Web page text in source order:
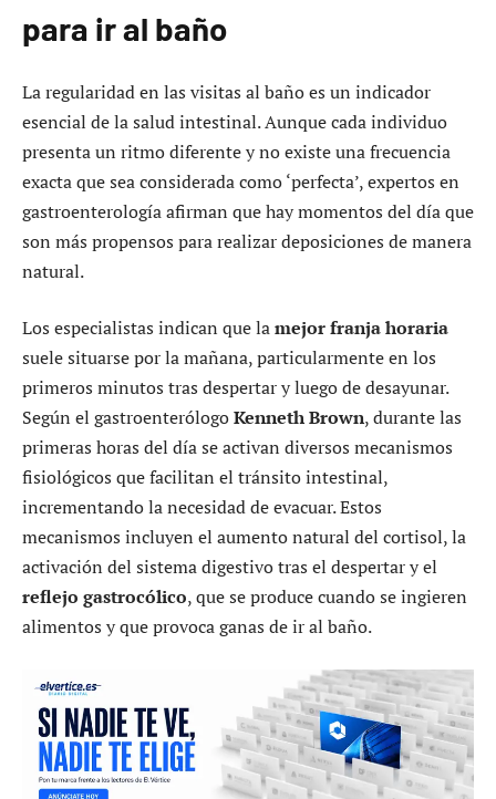
para ir al baño
La regularidad en las visitas al baño es un indicador
esencial de la salud intestinal. Aunque cada individuo
presenta un ritmo diferente y no existe una frecuencia
exacta que sea considerada como ‘perfecta’, expertos en
gastroenterología afirman que hay momentos del día que
son más propensos para realizar deposiciones de manera
natural.
Los especialistas indican que lamejor franja horaria
suele situarse por la mañana, particularmente en los
primeros minutos tras despertar y luego de desayunar.
Según el gastroenterólogoKenneth Brown, durante las
primeras horas del día se activan diversos mecanismos
fisiológicos que facilitan el tránsito intestinal,
incrementando la necesidad de evacuar. Estos
mecanismos incluyen el aumento natural del cortisol, la
activación del sistema digestivo tras el despertar y el
reflejo gastrocólico, que se produce cuando se ingieren
alimentos y que provoca ganas de ir al baño.